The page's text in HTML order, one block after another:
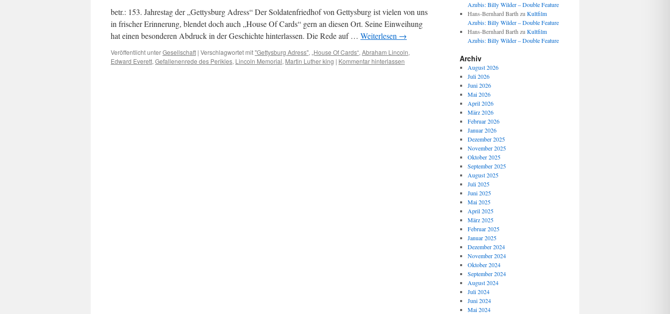
betr.: 153. Jahrestag der „Gettysburg Adress“ Der Soldatenfriedhof von Gettysburg ist vielen von uns
in frischer Erinnerung, blendet doch auch „House Of Cards“ gern an diesen Ort. Seine Einweihung
hat einen besonderen Abdruck in der Geschichte hinterlassen. Die Rede auf … Weiterlesen →
Veröffentlicht unterGesellschaft | Verschlagwortet mit"Gettysburg Adress", „House Of Cards“, Abraham Lincoln,
Edward Everett, Gefallenenrede des Perikles, Lincoln Memorial, Martin Luther king | Kommentar hinterlassen
Azubis: Billy Wilder – Double Feature
Hans-Bernhard Barth zu Kultfilm
Azubis: Billy Wilder – Double Feature
Hans-Bernhard Barth zu Kultfilm
Azubis: Billy Wilder – Double Feature
Archiv
August 2026
Juli 2026
Juni 2026
Mai 2026
April 2026
März 2026
Februar 2026
Januar 2026
Dezember 2025
November 2025
Oktober 2025
September 2025
August 2025
Juli 2025
Juni 2025
Mai 2025
April 2025
März 2025
Februar 2025
Januar 2025
Dezember 2024
November 2024
Oktober 2024
September 2024
August 2024
Juli 2024
Juni 2024
Mai 2024